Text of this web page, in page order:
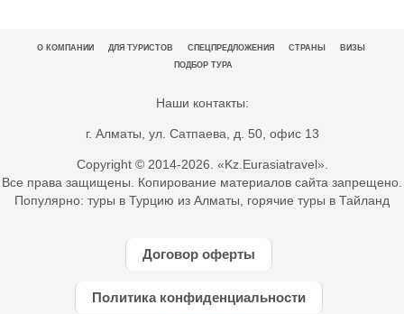
О КОМПАНИИ ДЛЯ ТУРИСТОВ СПЕЦПРЕДЛОЖЕНИЯ СТРАНЫ
ВИЗЫ
ПОДБОР ТУРА
Наши контакты:
г. Алматы, ул. Сатпаева, д. 50, офис 13
Copyright © 2014-2026. «Kz.Eurasiatravel».
Все права защищены. Копирование материалов сайта запрещено.
Популярно: туры в Турцию из Алматы горячие туры в Тайланд
Договор оферты
Политика конфиденциальности